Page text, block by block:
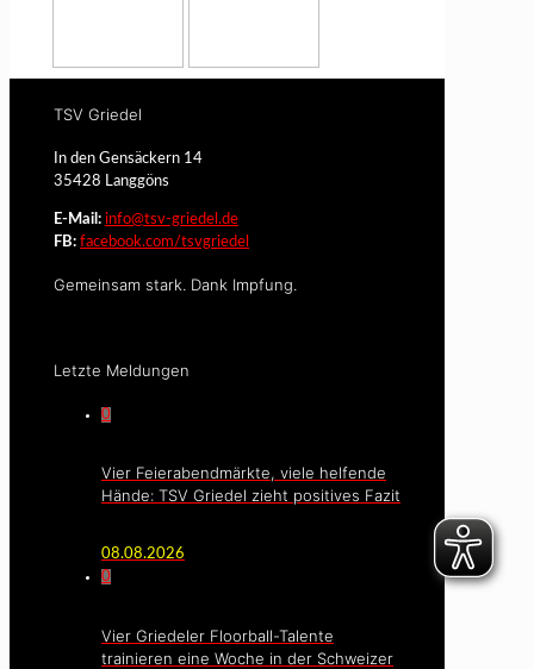
TSV Griedel
In den Gensäckern 14
35428 Langgöns
E-Mail: info@tsv-griedel.de
FB: facebook.com/tsvgriedel
Gemeinsam stark. Dank Impfung.
Letzte Meldungen
0
Vier Feierabendmärkte, viele helfende
Hände: TSV Griedel zieht positives Fazit
08.08.2026
0
Vier Griedeler Floorball-Talente
trainieren eine Woche in der Schweizer